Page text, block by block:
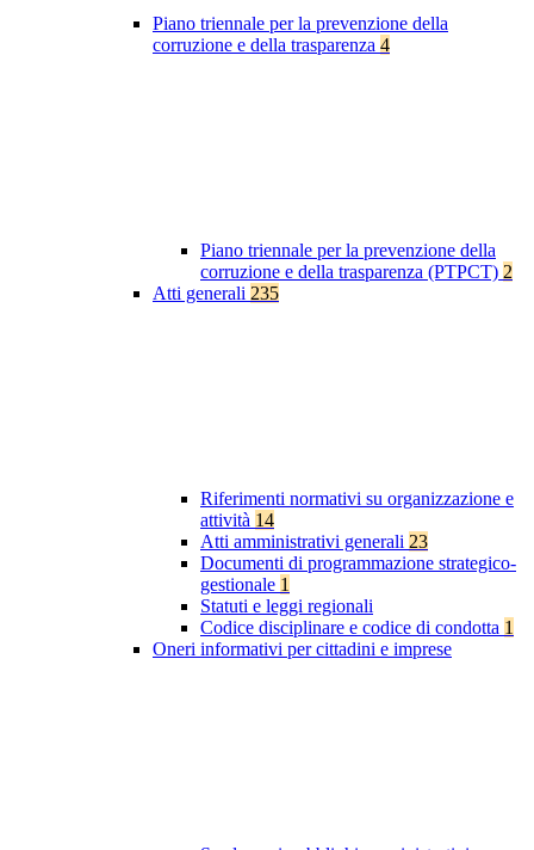
Piano triennale per la prevenzione della
corruzione e della trasparenza 4
Piano triennale per la prevenzione della
corruzione e della trasparenza (PTPCT) 2
Atti generali 235
Riferimenti normativi su organizzazione e
attività 14
Atti amministrativi generali 23
Documenti di programmazione strategico-
gestionale 1
Statuti e leggi regionali
Codice disciplinare e codice di condotta 1
Oneri informativi per cittadini e imprese